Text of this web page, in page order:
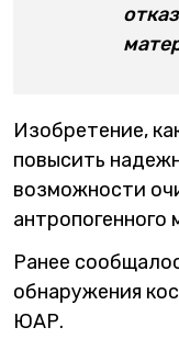
Изобретение,
повысить
возможности
антропогенного
Ранее
обнаружения
ЮАР.